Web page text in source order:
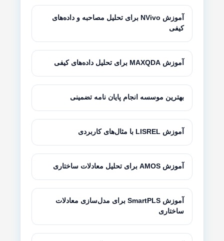
آموزش NVivo برای تحلیل مصاحبه و داده‌های
کیفی
آموزش MAXQDA برای تحلیل داده‌های کیفی
بهترین موسسه انجام پایان نامه تضمینی
آموزش LISREL با مثال‌های کاربردی
آموزش AMOS برای تحلیل معادلات ساختاری
آموزش SmartPLS برای مدل‌سازی معادلات
ساختاری